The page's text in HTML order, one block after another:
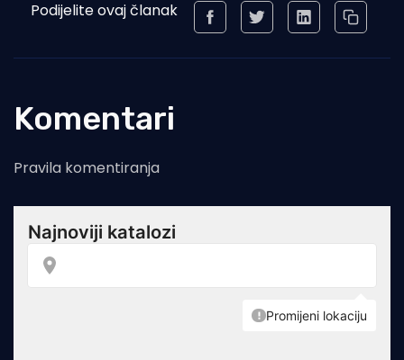
Podijelite ovaj članak
Komentari
Pravila komentiranja